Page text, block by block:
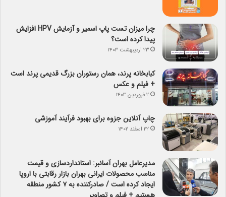
چرا میزان تست پاپ اسمیر و آزمایش HPV افزایش
پیدا کرده است؟
۲۳ اردیبهشت ۱۴۰۳
کبابخانه پرند، همان رستوران بزرگ قدیمی پرند است
+ فیلم و عکس
۲ فروردین ۱۴۰۳
چاپ آنلاین جزوه برای بهبود فرآیند آموزشی
۲۲ اسفند ۱۴۰۲
مدیرعامل بهران آسانبر: استانداردسازی و قیمت
مناسب محصولات ایرانی بهران بازار رقابتی با اروپا
ایجاد کرده است / صادرکننده به ۷ کشور منطقه